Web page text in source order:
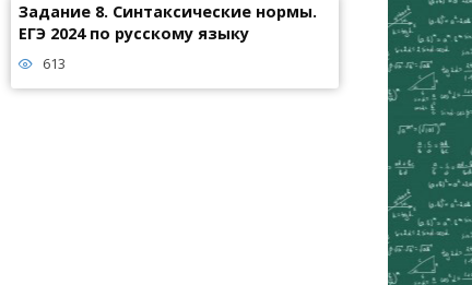
Задание 8. Синтаксические нормы.
ЕГЭ 2024 по русскому языку
613